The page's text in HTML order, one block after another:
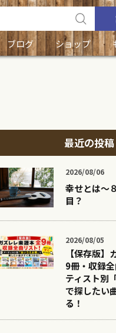
ブログ ショップ
最近の投稿
2026/08/06
幸せとは〜
目？
2026/08/05
【保存版】
9冊・収録
ティスト別
で探したい
る！